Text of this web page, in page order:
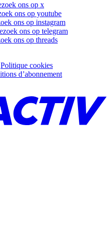
ons op x
ons op youtube
ons op instagram
ons op telegram
ons op threads
Politique cookies
d’abonnement